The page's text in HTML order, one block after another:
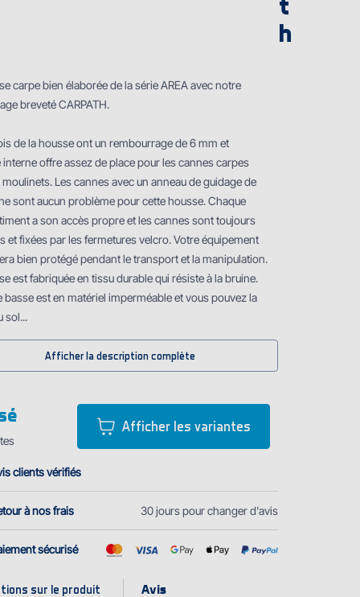
h
carpe bien élaborée de la série AREA avec notre
breveté CARPATH.
de la housse ont un rembourrage de 6 mm et
interne offre assez de place pour les cannes carpes
moulinets. Les cannes avec un anneau de guidage de
sont aucun problème pour cette housse. Chaque
a son accès propre et les cannes sont toujours
et fixées par les fermetures velcro. Votre équipement
bien protégé pendant le transport et la manipulation.
est fabriquée en tissu durable qui résiste à la bruine.
basse est en matériel imperméable et vous pouvez la
sol...
Afficher la description complète
Afficher les variantes
clients vérifiés
à nos frais 30 jours pour changer d'avis
sécurisé
sur le produit